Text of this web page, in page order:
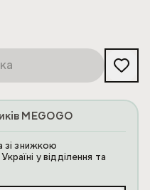
MEGOGO
зі знижкою
у відділення та